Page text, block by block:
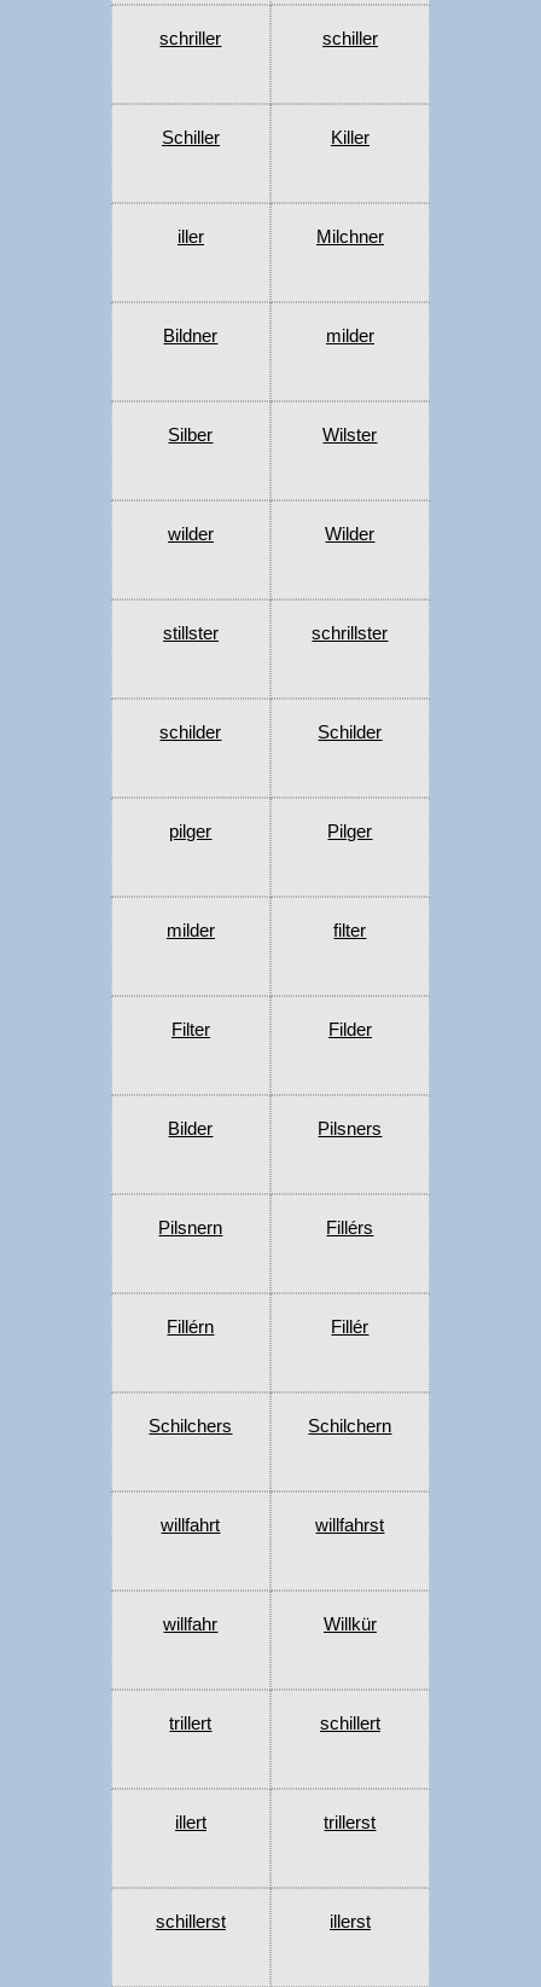
schriller schiller
Schiller Killer
iller Milchner
Bildner milder
Silber Wilster
wilder Wilder
stillster schrillster
schilder Schilder
pilger Pilger
milder filter
Filter Filder
Bilder Pilsners
Pilsnern Fillérs
Fillérn Fillér
Schilchers Schilchern
willfahrt willfahrst
willfahr Willkür
trillert schillert
illert trillerst
schillerst illerst